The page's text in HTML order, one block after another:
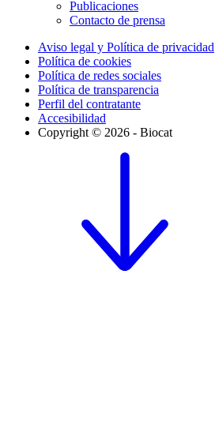
Publicaciones
Contacto de prensa
Aviso legal y Política de privacidad
Política de cookies
Política de redes sociales
Política de transparencia
Perfil del contratante
Accesibilidad
Copyright © 2026 - Biocat